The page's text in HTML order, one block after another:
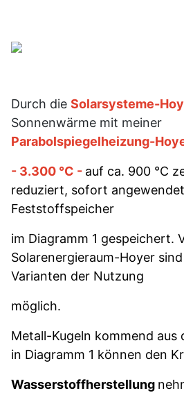
Durch die Solarsysteme-
Sonnenwärme mit meiner
Parabolspiegelheizung-
- 3.300 °C - auf ca. 900 °C
reduziert, sofort
Feststoffspeicher
im Diagramm 1 gespeichert.
Solarenergieraum-Hoyer
Varianten der Nutzung
möglich.
Metall-Kugeln kommend aus
in Diagramm 1 können den
Wasserstoffherstellung